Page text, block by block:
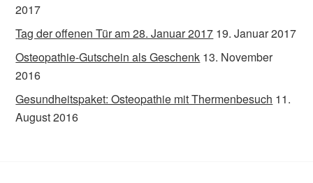
2017
Tag der offenen Tür am 28. Januar 2017 19. Januar 2017
Osteopathie-Gutschein als Geschenk 13. November
2016
Gesundheitspaket: Osteopathie mit Thermenbesuch 11.
August 2016